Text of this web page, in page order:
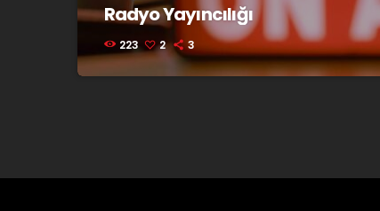
Radyo Yayıncılığı
223 2 3